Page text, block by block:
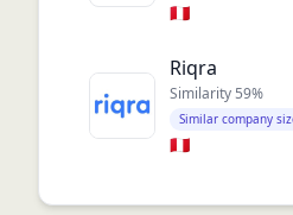
🇵🇪
Riqra
Similarity 59%
Similar company
🇵🇪